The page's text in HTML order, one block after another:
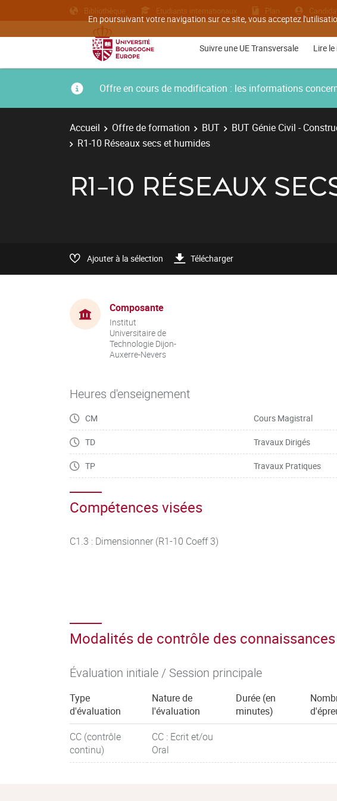
En poursuivant votre navigation sur ce site, vous acceptez
Bibliothèque Etudiants internationaux Plan
Suivre une UE Transversale Lire
Offre en cours de modification : les informations
Accueil Offre de formation BUT BUT Génie Civil -
R1-10 Réseaux secs et humides
R1-10 RÉSEAUX
Ajouter à la sélection Télécharger
Composante
Institut
Universitaire de
Technologie Dijon-
Auxerre-Nevers
Heures d'enseignement
CM Cours Magistral
TD Travaux Dirigés
TP Travaux Pratiques
Compétences visées
C1.3 : Dimensionner (R1-10 Coeff 3)
Modalités de contrôle des connaissances
Évaluation initiale / Session principale
Type
d'évaluation
Nature de
l'évaluation
Durée (en
minutes)
CC (contrôle
continu)
CC : Ecrit et/ou
Oral